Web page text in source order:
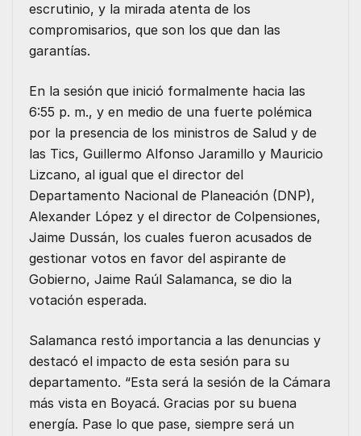
escrutinio, y la mirada atenta de los
compromisarios, que son los que dan las
garantías.
En la sesión que inició formalmente hacia las
6:55 p. m., y en medio de una fuerte polémica
por la presencia de los ministros de Salud y de
las Tics, Guillermo Alfonso Jaramillo y Mauricio
Lizcano, al igual que el director del
Departamento Nacional de Planeación (DNP),
Alexander López y el director de Colpensiones,
Jaime Dussán, los cuales fueron acusados de
gestionar votos en favor del aspirante de
Gobierno, Jaime Raúl Salamanca, se dio la
votación esperada.
Salamanca restó importancia a las denuncias y
destacó el impacto de esta sesión para su
departamento. “Esta será la sesión de la Cámara
más vista en Boyacá. Gracias por su buena
energía. Pase lo que pase, siempre será un